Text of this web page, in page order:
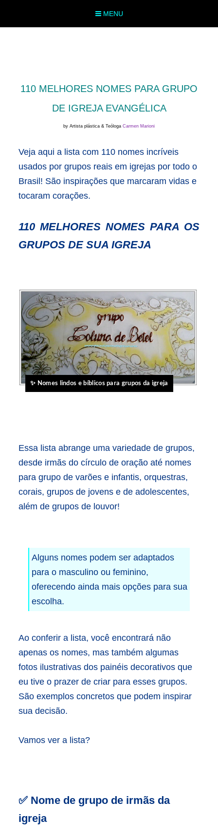
MENU
110 MELHORES NOMES PARA GRUPO
DE IGREJA EVANGÉLICA
by Artista plástica & Teóloga Carmen Marioni
Veja aqui a lista com 110 nomes incríveis
usados por grupos reais em igrejas por todo o
Brasil! São inspirações que marcaram vidas e
tocaram corações.
110 MELHORES NOMES PARA OS
GRUPOS DE SUA IGREJA
✨ Nomes lindos e bíblicos para grupos da igreja
Essa lista abrange uma variedade de grupos,
desde irmãs do círculo de oração até nomes
para grupo de varões e infantis, orquestras,
corais, grupos de jovens e de adolescentes,
além de grupos de louvor!
Alguns nomes podem ser adaptados
para o masculino ou feminino,
oferecendo ainda mais opções para sua
escolha.
Ao conferir a lista, você encontrará não
apenas os nomes, mas também algumas
fotos ilustrativas dos painéis decorativos que
eu tive o prazer de criar para esses grupos.
São exemplos concretos que podem inspirar
sua decisão.
Vamos ver a lista?
✅ Nome de grupo de irmãs da
igreja